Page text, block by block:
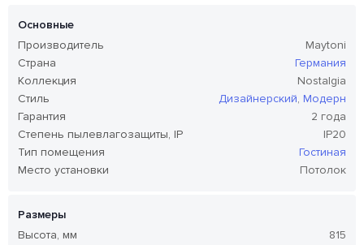
Основные
Производитель
Maytoni
Страна
Германия
Коллекция
Nostalgia
Стиль
Дизайнерский, Модерн
Гарантия
2 года
Степень пылевлагозащиты, IP
IP20
Тип помещения
Гостиная
Место установки
Потолок
Размеры
Высота, мм
815